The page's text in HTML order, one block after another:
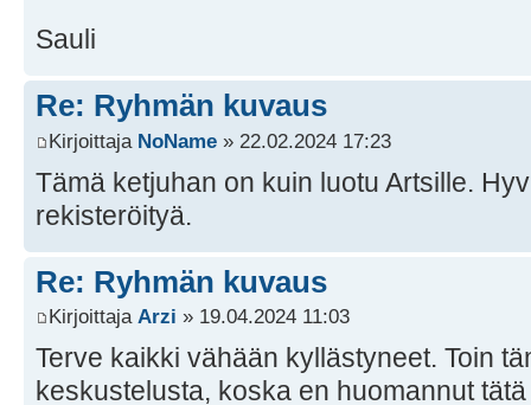
Sauli
Re: Ryhmän kuvaus
Kirjoittaja NoName » 22.02.2024 17:23
Tämä ketjuhan on kuin luotu Artsille.
rekisteröityä.
Re: Ryhmän kuvaus
Kirjoittaja Arzi » 19.04.2024 11:03
Terve kaikki vähään kyllästyneet. Toin
keskustelusta, koska en huomannut